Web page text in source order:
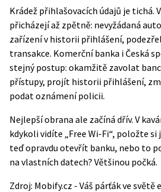
Krádež přihlašovacích údajů je tichá.
přicházejí až zpětně: nevyžádaná
zařízení v historii přihlášení,
transakce. Komerční banka i Česká
stejný postup: okamžitě zavolat
přístupy, projít historii přihlášení,
podat oznámení policii.
Nejlepší obrana ale začíná dřív. V
kdykoli vidíte „Free Wi-Fi“, položte
teď opravdu otevřít banku, nebo to
na vlastních datech? Většinou počká.
Zdroj: Mobify.cz - Váš párťák ve